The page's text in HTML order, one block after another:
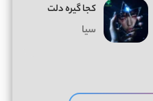
کجا گیره دلت
سیا